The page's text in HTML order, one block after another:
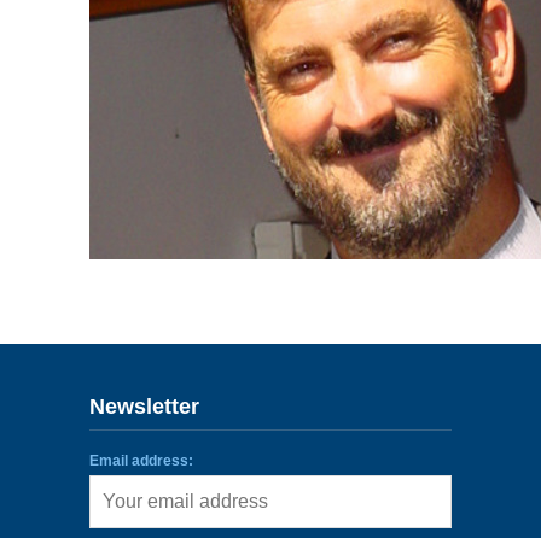
ENLACES
IEF
NOSOTROS
Newsletter
Email address: